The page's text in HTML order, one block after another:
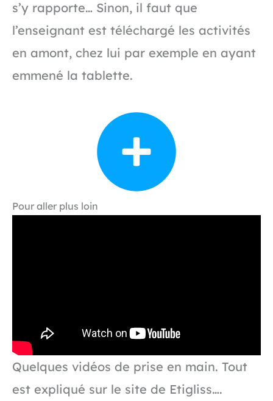
s’y rapporte… Sinon, il faut que
l’enseignant est téléchargé les activités
en amont, chez lui par exemple en ayant
emmené la tablette.
Pour aller plus loin
Quelques vidéos de prise en main. Tout
est expliqué sur le site de Etigliss….